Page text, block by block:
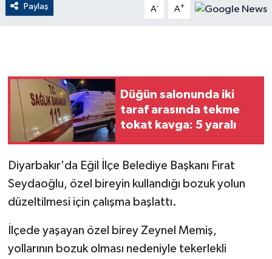
Paylaş A- A+
Düğün salonunda iki
taraf arasında tekme
tokat kavga: 5 yaralı
Diyarbakır'da Eğil İlçe Belediye Başkanı Fırat
Seydaoğlu, özel bireyin kullandığı bozuk yolun
düzeltilmesi için çalışma başlattı.
İlçede yaşayan özel birey Zeynel Memiş,
yollarının bozuk olması nedeniyle tekerlekli
Gayrimenkul
GENEL
Güvenlik
HABERDE İNSAN
İNSAN